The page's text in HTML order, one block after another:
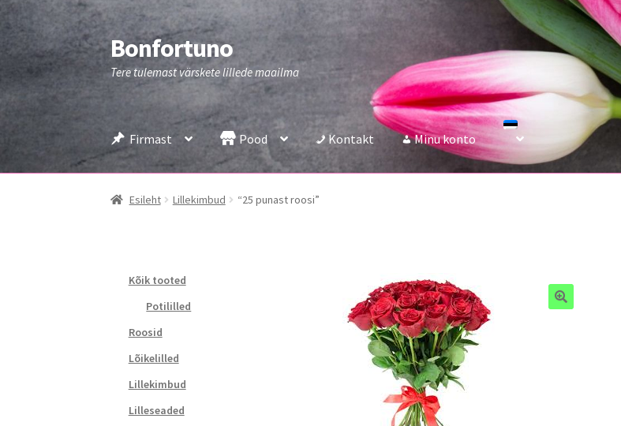
Liigu
navigeerimisele
Liigu
sisu
juurde
Bonfortuno
Tere tulemast värskete lillede maailma
Firmast Pood Kontakt Minu konto
Esileht Lillekimbud “25 punast roosi”
Kõik tooted
Potililled
Roosid
Lõikelilled
Lillekimbud
Lilleseaded